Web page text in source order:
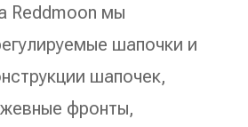
Reddmoon мы
шапочки и
шапочек,
фронты,